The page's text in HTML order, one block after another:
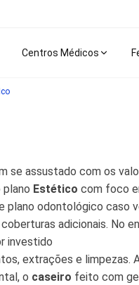
Centros Médicos
se assustado com os
plano Estético com foco
plano odontológico caso
adicionais. No
investido
extrações e limpezas.
o caseiro feito com